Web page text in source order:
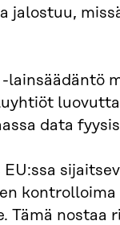
jalostuu,
lainsäädäntö
data
Tämä